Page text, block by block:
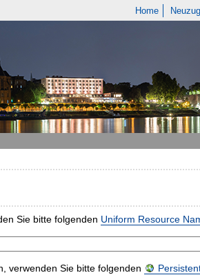
Home
Sie bitte folgenden Uniform Resource
verwenden Sie bitte folgenden